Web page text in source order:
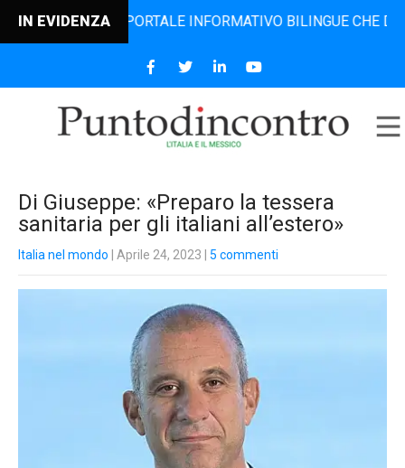
IN EVIDENZA
IL PORTALE INFORMATIVO BILINGUE CHE DAL
Di Giuseppe: «Preparo la tessera
sanitaria per gli italiani all’estero»
Italia nel mondo | Aprile 24, 2023 5 commenti